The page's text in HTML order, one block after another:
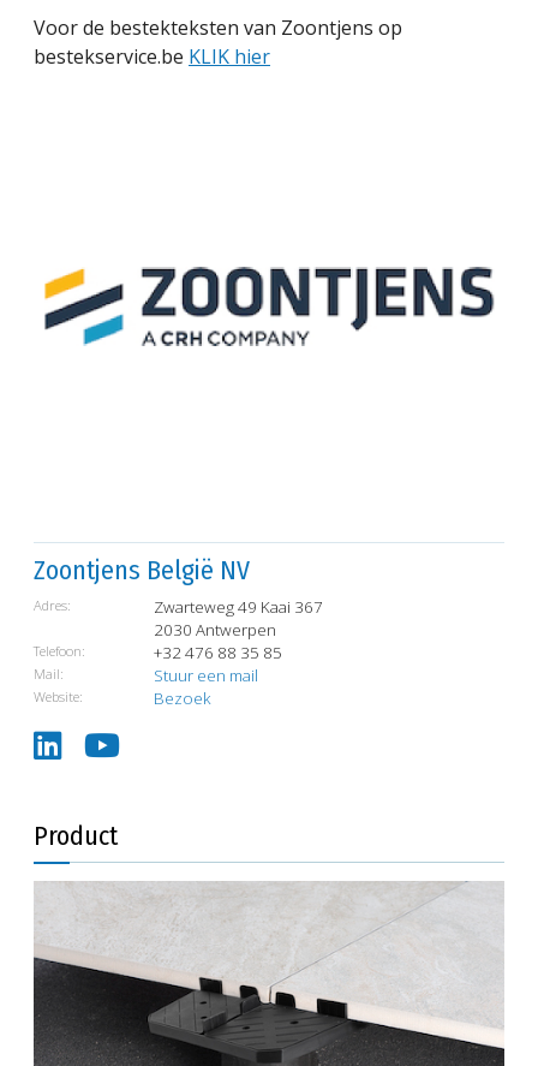
Voor de bestekteksten van Zoontjens op
bestekservice.be KLIK hier
Zoontjens België NV
Adres:
Zwarteweg 49 Kaai 367
2030 Antwerpen
Telefoon: +32 476 88 35 85
Mail: Stuur een mail
Website: Bezoek
Product